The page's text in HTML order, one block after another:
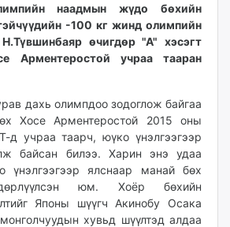
наадмын жүдо бөхийн
-100 кг жинд олимпийн
өчигдөр "А" хэсэгт
Арментеростой учраа тааран
дахь олимпдоо зодоглож байгаа
Хосе Арментеростой 2015 оны
д учраа таарч, юүко үнэлгээгээр
байсан билээ. Харин энэ удаа
үнэлгээгээр ялснаар манай бөх
юм. Хоёр бөхийн
Японы шүүгч Акинобу Осака
хувьд шүүлтэд алдаа